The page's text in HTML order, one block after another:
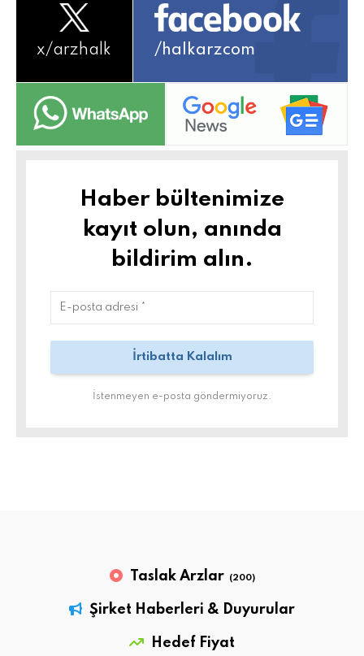
x/arzhalk /halkarzcom
Haber bültenimize
kayıt olun, anında
bildirim alın.
İstenmeyen e-posta göndermiyoruz.
Taslak Arzlar (200)
Şirket Haberleri & Duyurular
Hedef Fiyat